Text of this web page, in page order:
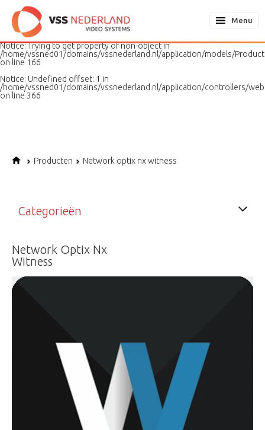
Notice: Undefined variable: page in
/home/vssned01/domains/vssnederland.nl/application/models/
on line
187
Notice: Trying to get property of non-object in
/home/vssned01/domains/vssnederland.nl/application/models/
on line 166
Notice: Undefined offset: 1 in
/home/vssned01/domains/vssnederland.nl/application/controllers/
on line 366
Menu
Producten Network optix nx witness
Categorieën
Network Optix Nx
Witness